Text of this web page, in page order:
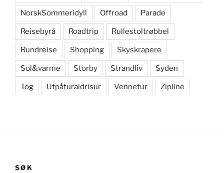
NorskSommeridyll Offroad Parade
Reisebyrå Roadtrip Rullestoltrøbbel
Rundreise Shopping Skyskrapere
Sol&varme Storby Strandliv Syden
Tog Utpåturaldrisur Vennetur Zipline
SØK